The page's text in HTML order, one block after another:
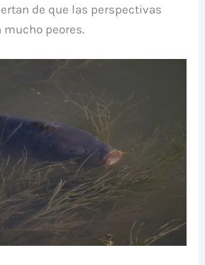
de que las perspectivas
mucho peores.